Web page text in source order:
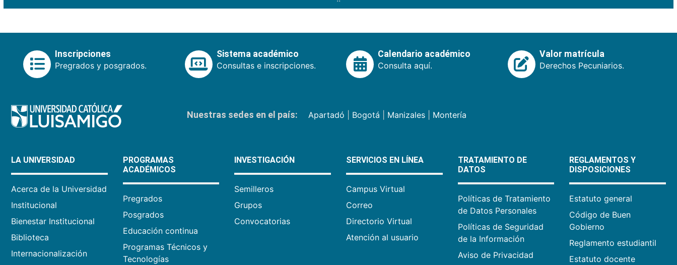
Inscripciones
Pregrados y posgrados.
Sistema académico
Consultas e inscripciones.
Calendario académico
Consulta aquí.
Valor matrícula
Derechos Pecuniarios.
Nuestras sedes en el país: Apartadó Bogotá Manizales| Montería
LA UNIVERSIDAD
Acerca de la Universidad
Institucional
Bienestar Institucional
Biblioteca
Internacionalización
PROGRAMAS
ACADÉMICOS
Pregrados
Posgrados
Educación continua
Programas Técnicos y
Tecnologías
INVESTIGACIÓN
Semilleros
Grupos
Convocatorias
SERVICIOS EN LÍNEA
Campus Virtual
Correo
Directorio Virtual
Atención al usuario
TRATAMIENTO DE
DATOS
Políticas de Tratamiento
de Datos Personales
Políticas de Seguridad
de la Información
Aviso de Privacidad
REGLAMENTOS Y
DISPOSICIONES
Estatuto general
Código de Buen
Gobierno
Reglamento estudiantil
Estatuto docente